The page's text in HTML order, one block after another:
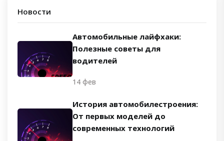
Новости
Автомобильные лайфхаки:
Полезные советы для
водителей
14 фев
История автомобилестроения:
От первых моделей до
современных технологий